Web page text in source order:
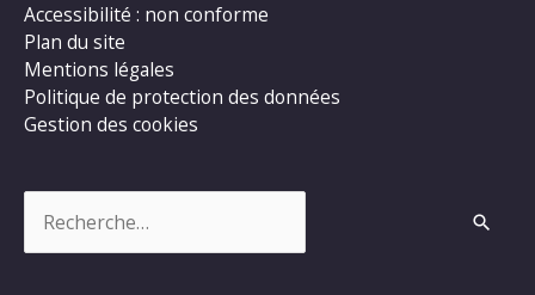
Accessibilité : non conforme
Plan du site
Mentions légales
Politique de protection des données
Gestion des cookies